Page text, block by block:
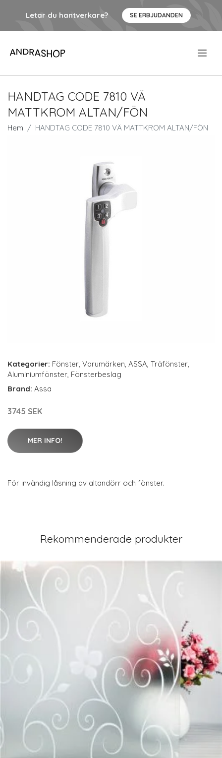
Letar du hantverkare? SE ERBJUDANDEN
HANDTAG CODE 7810 VÄ
MATTKROM ALTAN/FÖN
Hem HANDTAG CODE 7810 VÄ MATTKROM ALTAN/FÖN
Kategorier: Fönster, Varumärken, ASSA, Träfönster,
Aluminiumfönster, Fönsterbeslag
Brand: Assa
3745 SEK
MER INFO!
För invändig låsning av altandörr och fönster.
Rekommenderade produkter